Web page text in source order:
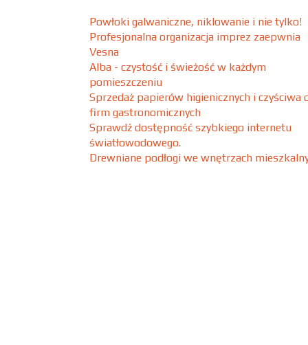
Powłoki galwaniczne, niklowanie i nie tylko!
Profesjonalna organizacja imprez zaepwnia
Vesna
Alba - czystość i świeżość w każdym
pomieszczeniu
Sprzedaż papierów higienicznych i czyściwa
firm gastronomicznych
Sprawdź dostępność szybkiego internetu
światłowodowego.
Drewniane podłogi we wnętrzach